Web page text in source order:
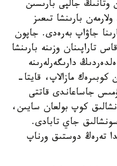
وتانىڭ جالپى بارىسىن
بارىنشا تىعىز
جاۋاپ بەرەدى. جاپون
تاراپىنان وزىنە بارىنشا
دارىگەرلەرىنە
كوبىرەك مازالاپ، قايتا-
جاساعاندى قاتتى
كوپ بولعان سايىن،
جاي تابادى.
تەرەڭ دوستىق ورناپ